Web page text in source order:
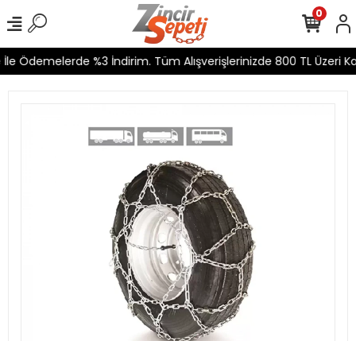
Ödemelerde %3 İndirim. Tüm Alışverişlerinizde 800 TL Üzeri
0